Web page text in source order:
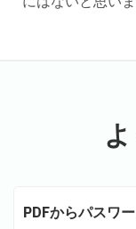
PDFからパスワ